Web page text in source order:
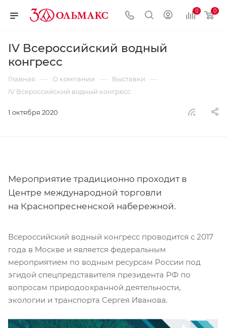
0 0
IV Всероссийский водный
конгресс
Главная — О компании — Выставки —
IV Всероссийский водный конгресс
1 октября 2020
Мероприятие традиционно проходит в
Центре международной торговли
на Краснопресненской набережной.
Всероссийский водный конгресс проводится с 2017
года в Москве и является федеральным
мероприятием по водным ресурсам России под
эгидой спецпредставителя президента РФ по
вопросам природоохранной деятельности,
экологии и транспорта Сергея Иванова.